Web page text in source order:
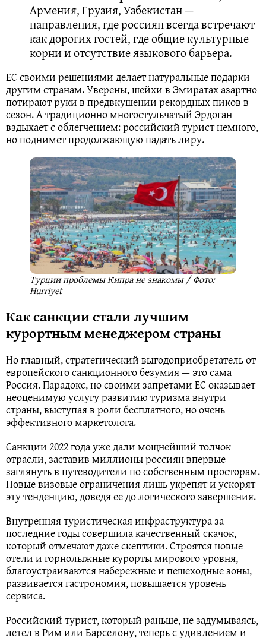
Армения, Грузия, Узбекистан —
направления, где россиян всегда встречают
как дорогих гостей, где общие культурные
корни и отсутствие языкового барьера.
ЕС своими решениями делает натуральные подарки
другим странам. Уверены, шейхи в Эмиратах азартно
потирают руки в предвкушении рекордных пиков в
сезон. А традиционно многостульчатый Эрдоган
вздыхает с облегчением: российский турист немного,
но поднимет продолжающую падать лиру.
Турции проблемы Кипра не знакомы / Фото:
Hurriyet
Как санкции стали лучшим
курортным менеджером страны
Но главный, стратегический выгодоприобретатель от
европейского санкционного безумия — это сама
Россия. Парадокс, но своими запретами ЕС оказывает
неоценимую услугу развитию туризма внутри
страны, выступая в роли бесплатного, но очень
эффективного маркетолога.
Санкции 2022 года уже дали мощнейший толчок
отрасли, заставив миллионы россиян впервые
заглянуть в путеводители по собственным просторам.
Новые визовые ограничения лишь укрепят и ускорят
эту тенденцию, доведя ее до логического завершения.
Внутренняя туристическая инфраструктура за
последние годы совершила качественный скачок,
который отмечают даже скептики. Строятся новые
отели и горнолыжные курорты мирового уровня,
благоустраиваются набережные и пешеходные зоны,
развивается гастрономия, повышается уровень
сервиса.
Российский турист, который раньше, не задумываясь,
летел в Рим или Барселону, теперь с удивлением и